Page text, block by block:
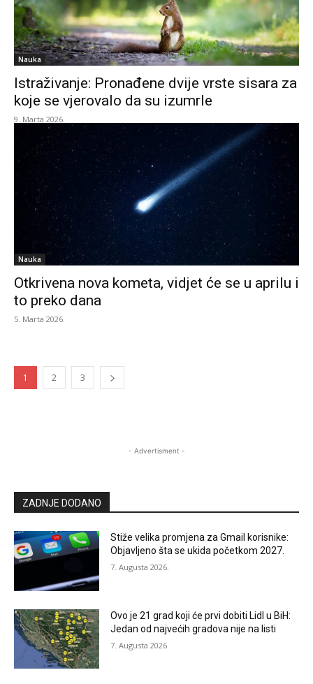
Nauka
Istraživanje: Pronađene dvije vrste sisara za
koje se vjerovalo da su izumrle
9. Marta 2026.
Nauka
Otkrivena nova kometa, vidjet će se u aprilu i
to preko dana
5. Marta 2026.
1 2 3
- Advertisment -
ZADNJE DODANO
Stiže velika promjena za Gmail korisnike:
Objavljeno šta se ukida početkom 2027.
7. Augusta 2026.
Ovo je 21 grad koji će prvi dobiti Lidl u BiH:
Jedan od najvećih gradova nije na listi
7. Augusta 2026.